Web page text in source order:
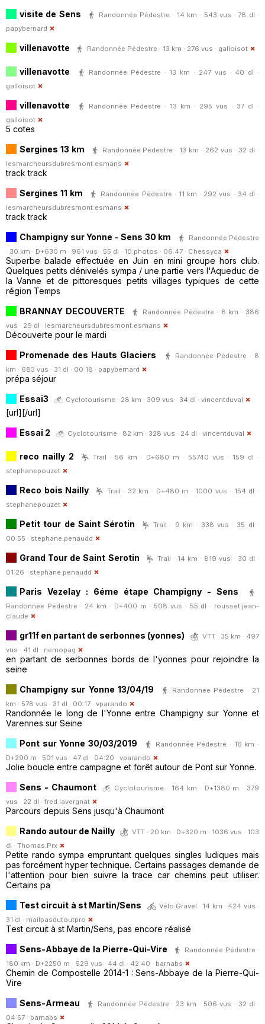
visite de Sens
Randonnée Pédestre · 14 km · 543 vus · 78 dl ·
papybernard
villenavotte Randonnée Pédestre · 13 km · 276 vus · galloisot
villenavotte
Randonnée Pédestre · 13 km · 247 vus · 40 dl ·
galloisot
villenavotte
Randonnée Pédestre · 13 km · 295 vus · 37 dl ·
galloisot
5 cotes
Sergines 13 km
Randonnée Pédestre · 13 km · 262 vus · 32 dl ·
lesmarcheursdubresmont.esmans
track track
Sergines 11 km
Randonnée Pédestre · 11 km · 292 vus · 34 dl ·
lesmarcheursdubresmont.esmans
track track
Champigny sur Yonne - Sens 30 km
Randonnée Pédestre
· 30 km · D+630 m · 961 vus · 55 dl · 10 photos · 06:47 · Chessyca
Superbe balade effectuée en Juin en mini groupe hors club.
Quelques petits dénivelés sympa / une partie vers l'Aqueduc de
la Vanne et de pittoresques petits villages typiques de cette
région Temps
BRANNAY DECOUVERTE
Randonnée Pédestre · 8 km · 386
vus · 29 dl · lesmarcheursdubresmont.esmans
Découverte pour le mardi
Promenade des Hauts Glaciers
Randonnée Pédestre · 8
km · 683 vus · 31 dl · 00:18 · papybernard
prépa séjour
Essai3
Cyclotourisme · 28 km · 309 vus · 34 dl · vincentduval
[url][/url]
Essai 2
Cyclotourisme · 82 km · 328 vus · 24 dl · vincentduval
reco nailly 2
Trail · 56 km · D+680 m · 55740 vus · 159 dl ·
stephanepouzet
Reco bois Nailly
Trail · 32 km · D+480 m · 1000 vus · 154 dl ·
stephanepouzet
Petit tour de Saint Sérotin
Trail · 9 km · 338 vus · 35 dl ·
00:55 · stephane.penaudd
Grand Tour de Saint Serotin
Trail · 14 km · 819 vus · 30 dl ·
01:26 · stephane.penaudd
Paris Vezelay : 6éme étape Champigny - Sens
Randonnée Pédestre · 24 km · D+400 m · 508 vus · 55 dl · rousset.jean-
claude
gr11f en partant de serbonnes (yonnes)
VTT · 35 km · 497
vus · 41 dl · nemopag
en partant de serbonnes bords de l'yonnes pour rejoindre la
seine
Champigny sur Yonne 13/04/19
Randonnée Pédestre · 21
km · 578 vus · 31 dl · 00:17 · vparando
Randonnée le long de l'Yonne entre Champigny sur Yonne et
Varennes sur Seine
Pont sur Yonne 30/03/2019
Randonnée Pédestre · 16 km ·
D+290 m · 501 vus · 47 dl · 04:20 · vparando
Jolie boucle entre campagne et forêt autour de Pont sur Yonne.
Sens - Chaumont
Cyclotourisme · 164 km · D+1380 m · 379
vus · 22 dl · fred.lavergnat
Parcours depuis Sens jusqu'à Chaumont
Rando autour de Nailly
VTT · 20 km · D+320 m · 1036 vus · 103
dl · Thomas.Prx
Petite rando sympa empruntant quelques singles ludiques mais
pas forcément hyper technique. Certains passages demande de
l'attention pour bien suivre la trace car chemins peut utiliser.
Certains pa
Test circuit à st Martin/Sens
Vélo Gravel · 14 km · 424 vus ·
31 dl · mailpasdutoutpro
Test circuit à st Martin/Sens, pas encore réalisé
Sens-Abbaye de la Pierre-Qui-Vire
Randonnée Pédestre ·
180 km · D+2250 m · 629 vus · 44 dl · 42:40 · barnabs
Chemin de Compostelle 2014-1 : Sens-Abbaye de la Pierre-Qui-
Vire
Sens-Armeau
Randonnée Pédestre · 23 km · 506 vus · 32 dl ·
04:57 · barnabs